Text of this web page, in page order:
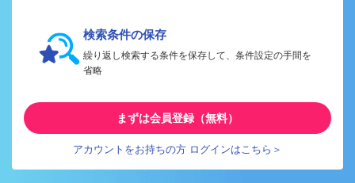
検索条件の保存
繰り返し検索する条件を保存して、条件設定の手間を
省略
まずは会員登録（無料）
アカウントをお持ちの方 ログインはこちら＞